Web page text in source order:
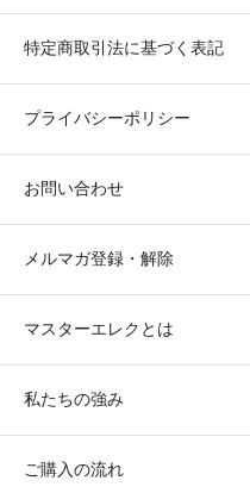
特定商取引法に基づく表記
プライバシーポリシー
お問い合わせ
メルマガ登録・解除
マスターエレクとは
私たちの強み
ご購入の流れ